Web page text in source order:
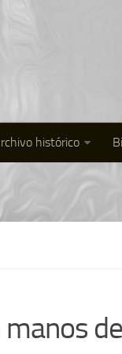
histórico